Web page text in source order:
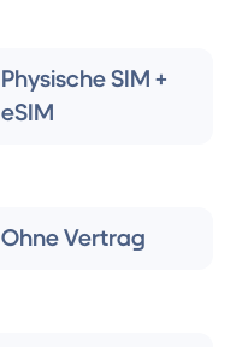
Physische SIM +
eSIM
Ohne Vertrag